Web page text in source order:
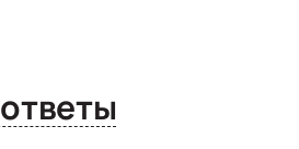
Вопросы и ответы